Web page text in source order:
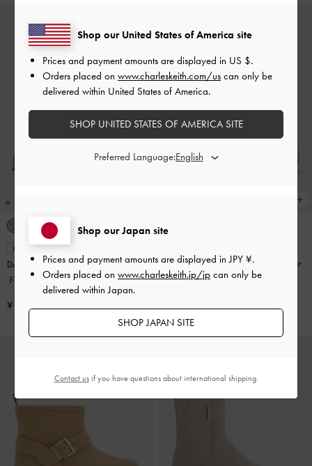
再入荷
Darra ダラ フォースエードリジッ
ドソールスニーカー-ベージュ
¥ 11,900
Bergen ベルゲン テクスチャーファ
ートリムバックルプラットフォー
Shop our Japan site
Prices and payment amounts are displayed inJPY ¥.
Orders placed on www.charleskeith.jp/jp can only be
delivered within Japan.
SHOP JAPAN SITE
Shop our United States of America site
Prices and payment amounts are displayed in US $.
Orders placed on www.charleskeith.com/us can only be
delivered within United States of America.
SHOP UNITED STATES OF AMERICA SITE
Preferred Language:
Contact usif you have questions about international shipping.